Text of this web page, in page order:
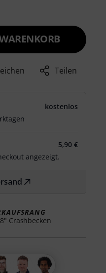
Teilen
kostenlos
5,90 €
angezeigt.
Crashbecken